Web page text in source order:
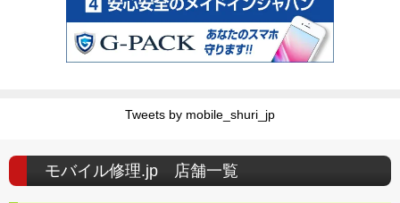
Tweets by mobile_shuri_jp
モバイル修理.jp 店舗一覧